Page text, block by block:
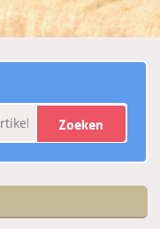
Zoeken